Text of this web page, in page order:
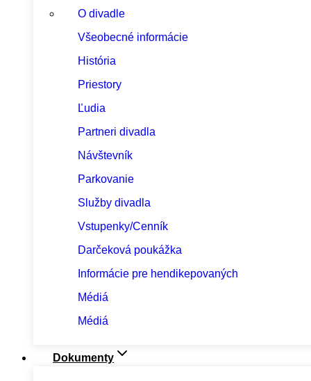
O divadle
Všeobecné informácie
História
Priestory
Ľudia
Partneri divadla
Návštevník
Parkovanie
Služby divadla
Vstupenky/Cenník
Darčeková poukážka
Informácie pre hendikepovaných
Médiá
Médiá
Dokumenty